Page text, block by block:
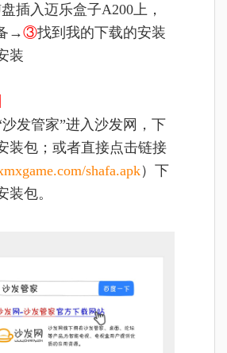
插入 迈乐盒子A200上 ，
→③找到我的下载的安装
装
发管家”进入沙发网，下
装包；或者直接点击链接
shafa.apk）下
装包。